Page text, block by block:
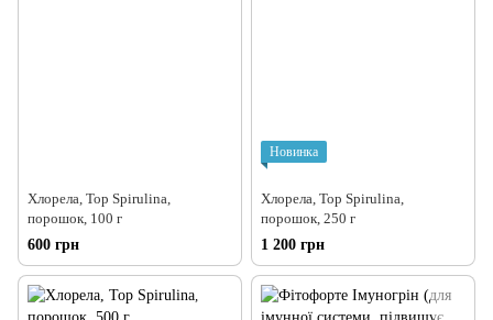
Хлорела, Top Spirulina,
порошок, 100 г
600 грн
Новинка
Хлорела, Top Spirulina,
порошок, 250 г
1 200 грн